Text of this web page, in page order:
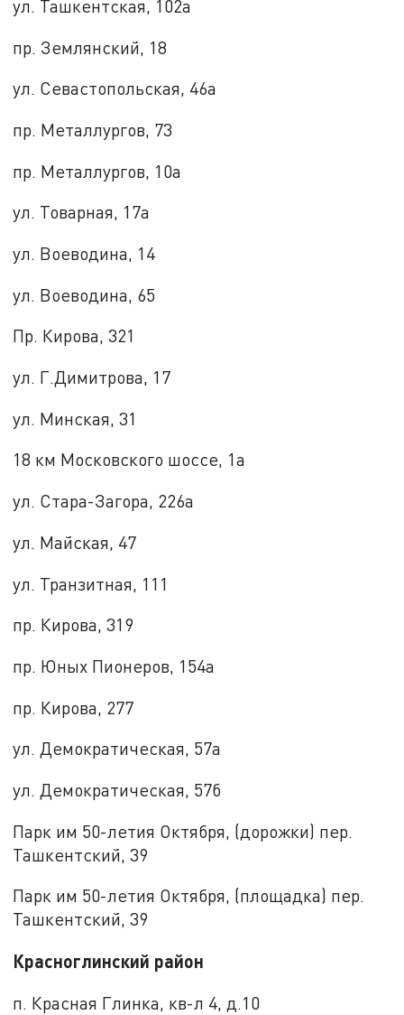
ул. Ташкентская, 102а
пр. Землянский, 18
ул. Севастопольская, 46а
пр. Металлургов, 73
пр. Металлургов, 10а
ул. Товарная, 17а
ул. Воеводина, 14
ул. Воеводина, 65
Пр. Кирова, 321
ул. Г.Димитрова, 17
ул. Минская, 31
18 км Московского шоссе, 1а
ул. Стара-Загора, 226а
ул. Майская, 47
ул. Транзитная, 111
пр. Кирова, 319
пр. Юных Пионеров, 154а
пр. Кирова, 277
ул. Демократическая, 57а
ул. Демократическая, 57б
Парк им 50-летия Октября, (дорожки) пер.
Ташкентский, 39
Парк им 50-летия Октября, (площадка) пер.
Ташкентский, 39
Красноглинский район
п. Красная Глинка, кв-л 4, д.10